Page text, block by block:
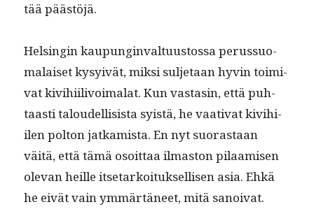
tää päästöjä.
Helsin­gin kaupung­in­val­tu­us­tossa perus­suo­
ma­laiset kysyivät, mik­si sul­je­taan hyvin toimi­
vat kivi­hi­ilivoimalat. Kun vas­tasin, että puh­
taasti taloudel­li­sista syistä, he vaa­ti­vat kivi­hi­
ilen polton jatkamista. En nyt suo­ras­taan
väitä, että tämä osoit­taa ilmas­ton pilaamisen
ole­van heille itse­tarkoituk­sel­lisen asia. Ehkä
he eivät vain ymmärtäneet, mitä sanoivat.